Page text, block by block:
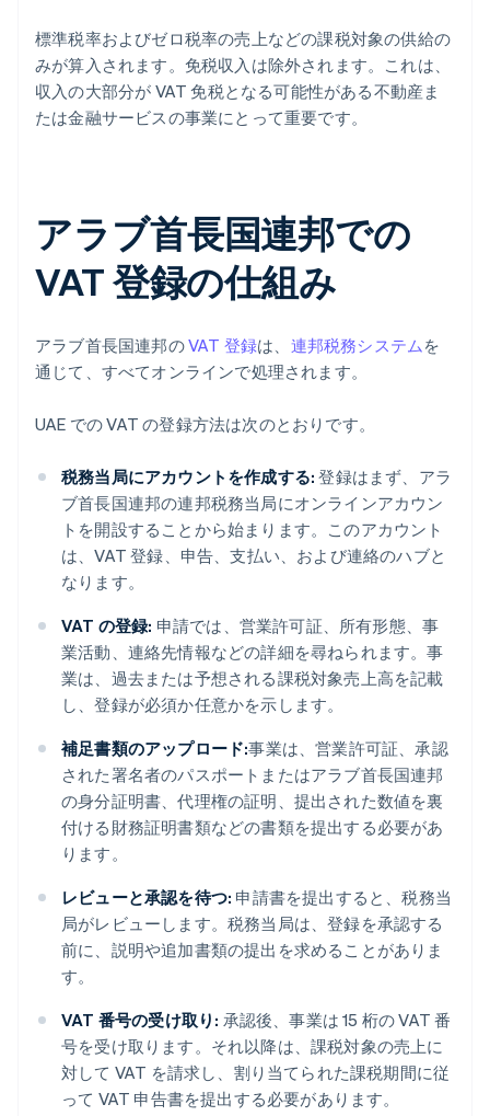
標準税率およびゼロ税率の売上などの課税対象の供給の
みが算入されます。免税収入は除外されます。これは、
収入の大部分が VAT 免税となる可能性がある不動産ま
たは金融サービスの事業にとって重要です。
アラブ首長国連邦での
VAT 登録の仕組み
アラブ首長国連邦のVAT 登録は、 連邦税務システムを
通じて、すべてオンラインで処理されます。
UAE での VAT の登録方法は次のとおりです。
税務当局にアカウントを作成する: 登録はまず、アラ
ブ首長国連邦の連邦税務当局にオンラインアカウン
トを開設することから始まります。このアカウント
は、VAT 登録、申告、支払い、および連絡のハブと
なります。
VAT の登録: 申請では、営業許可証、所有形態、事
業活動、連絡先情報などの詳細を尋ねられます。事
業は、過去または予想される課税対象売上高を記載
し、登録が必須か任意かを示します。
補足書類のアップロード:事業は、営業許可証、承認
された署名者のパスポートまたはアラブ首長国連邦
の身分証明書、代理権の証明、提出された数値を裏
付ける財務証明書類などの書類を提出する必要があ
ります。
レビューと承認を待つ: 申請書を提出すると、税務当
局がレビューします。税務当局は、登録を承認する
前に、説明や追加書類の提出を求めることがありま
す。
VAT 番号の受け取り: 承認後、事業は 15 桁の VAT 番
号を受け取ります。それ以降は、課税対象の売上に
対して VAT を請求し、割り当てられた課税期間に従
って VAT 申告書を提出する必要があります。